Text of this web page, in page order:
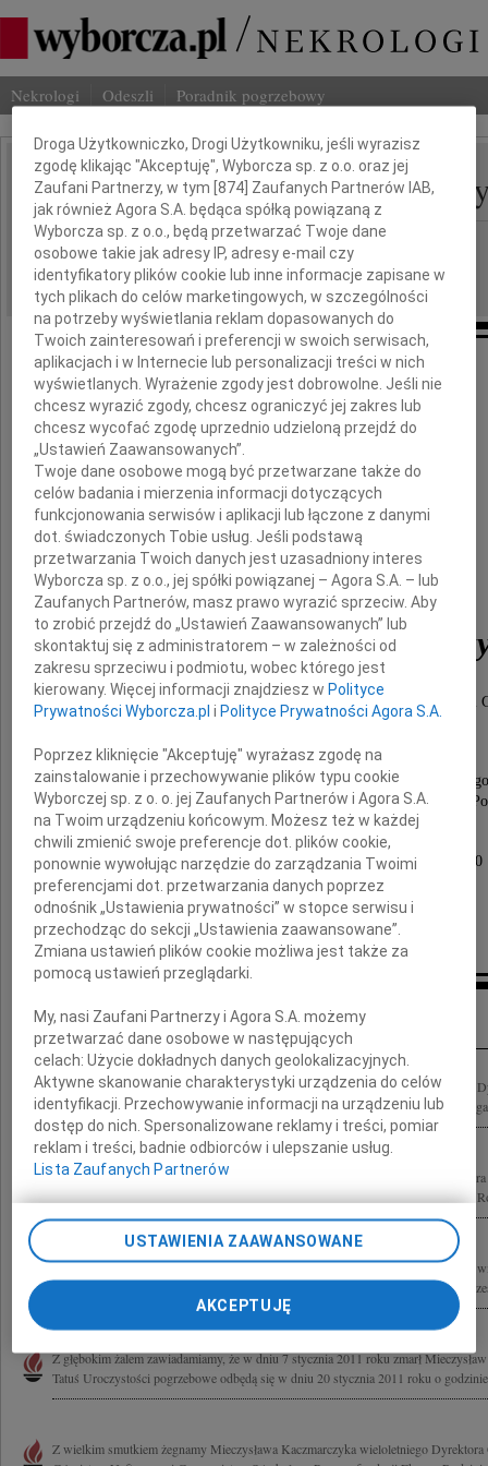
Nekrologi Odeszli Poradnik pogrzebowy
IMIĘ I NAZWISKO: Mieczysław
REGION: cała Polska
DATA EMISJI: 14.01.2011
W dniu 7 stycznia 2011 roku
odszedł od nas Człowiek wielkiego serca
mgr inż.
Mieczysław
Były Dyrektor Generalny Polskiego Górnictwa Naftowego i
Członek Stowarzyszenia Naukowo-Technicznego
Inżynierów i Techników Przemysłu Naftowego w
Uroczystości pogrzebowe odbędą się
w dniu 20 stycznia 2011 roku o godzinie 11.50
na Cmentarzu Bródnowskim w Warszawie
przyjaciele
Kondolencje
Z głębokim smutkiem i żalem żegnamy Mieczysława Kaczmarczyka wieloletniego
Polskiego Górnictwa Naftowego i Gazownictwa SA, byłego Prezesa fundacji
Z wielkim smutkiem żegnamy Mieczysława Kaczmarczyka Wieloletniego
Górnictwa Naftowego i Gazownictwa S.A. oraz byłego Prezesa Fundacji Ekogaz.
Z głębokim żalem przyjęliśmy wiadomość o odejściu Mieczysława Kaczmarczyka
Generalnego Polskiego Górnictwa Naftowego i Gazownictwa SA oraz byłego
Z głębokim żalem zawiadamiamy, że w dniu 7 stycznia 2011 roku zmarł
Tatuś Uroczystości pogrzebowe odbędą się w dniu 20 stycznia 2011 roku o
Z wielkim smutkiem żegnamy Mieczysława Kaczmarczyka wieloletniego Dyrektora
Dbamy o Twoją prywatność
Droga Użytkowniczko, Drogi Użytkowniku, jeśli wyrazisz
zgodę klikając "Akceptuję", Wyborcza sp. z o.o. oraz jej
Zaufani Partnerzy, w tym [874 ] Zaufanych Partnerów IAB,
jak również Agora S.A. będąca spółką powiązaną z
Wyborcza sp. z o.o., będą przetwarzać Twoje dane
osobowe takie jak adresy IP, adresy e-mail czy
identyfikatory plików cookie lub inne informacje zapisane w
tych plikach do celów marketingowych, w szczególności
na potrzeby wyświetlania reklam dopasowanych do
Twoich zainteresowań i preferencji w swoich serwisach,
aplikacjach i w Internecie lub personalizacji treści w nich
wyświetlanych. Wyrażenie zgody jest dobrowolne. Jeśli nie
chcesz wyrazić zgody, chcesz ograniczyć jej zakres lub
chcesz wycofać zgodę uprzednio udzieloną przejdź do
„Ustawień Zaawansowanych”.
Twoje dane osobowe mogą być przetwarzane także do
celów badania i mierzenia informacji dotyczących
funkcjonowania serwisów i aplikacji lub łączone z danymi
dot. świadczonych Tobie usług. Jeśli podstawą
przetwarzania Twoich danych jest uzasadniony interes
Wyborcza sp. z o.o., jej spółki powiązanej – Agora S.A. – lub
Zaufanych Partnerów, masz prawo wyrazić sprzeciw. Aby
to zrobić przejdź do „Ustawień Zaawansowanych” lub
skontaktuj się z administratorem – w zależności od
zakresu sprzeciwu i podmiotu, wobec którego jest
kierowany. Więcej informacji znajdziesz w Polityce
Prywatności Wyborcza.pl i Polityce Prywatności Agora S.A.
Poprzez kliknięcie "Akceptuję" wyrażasz zgodę na
zainstalowanie i przechowywanie plików typu cookie
Wyborczej sp. z o. o. jej Zaufanych Partnerów i Agora S.A.
na Twoim urządzeniu końcowym. Możesz też w każdej
chwili zmienić swoje preferencje dot. plików cookie,
ponownie wywołując narzędzie do zarządzania Twoimi
preferencjami dot. przetwarzania danych poprzez
odnośnik „Ustawienia prywatności” w stopce serwisu i
przechodząc do sekcji „Ustawienia zaawansowane”.
Zmiana ustawień plików cookie możliwa jest także za
pomocą ustawień przeglądarki.
My, nasi Zaufani Partnerzy i Agora S.A. możemy
przetwarzać dane osobowe w następujących
celach:Użycie dokładnych danych geolokalizacyjnych.
Aktywne skanowanie charakterystyki urządzenia do celów
identyfikacji. Przechowywanie informacji na urządzeniu lub
dostęp do nich. Spersonalizowane reklamy i treści, pomiar
reklam i treści, badnie odbiorców i ulepszanie usług.
Lista Zaufanych Partnerów
USTAWIENIA ZAAWANSOWANE
AKCEPTUJĘ